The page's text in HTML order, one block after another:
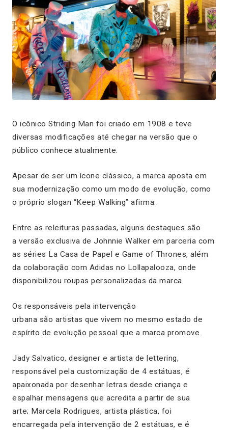
O icônico Striding Man foi criado em 1908 e teve
diversas modificações até chegar na versão que o
público conhece atualmente.
Apesar de ser um ícone clássico, a marca aposta em
sua modernização como um modo de evolução, como
o próprio slogan “Keep Walking” afirma.
Entre as releituras passadas, alguns destaques são
a versão exclusiva de Johnnie Walker em parceria com
as séries La Casa de Papel e Game of Thrones, além
da colaboração com Adidas no Lollapalooza, onde
disponibilizou roupas personalizadas da marca.
Os responsáveis pela intervenção
urbana são artistas que vivem no mesmo estado de
espírito de evolução pessoal que a marca promove.
Jady Salvatico, designer e artista de lettering,
responsável pela customização de 4 estátuas, é
apaixonada por desenhar letras desde criança e
espalhar mensagens que acredita a partir de sua
arte; Marcela Rodrigues, artista plástica, foi
encarregada pela intervenção de 2 estátuas, e é